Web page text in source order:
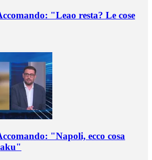
"Leao resta? Le cose
"Napoli, ecco cosa